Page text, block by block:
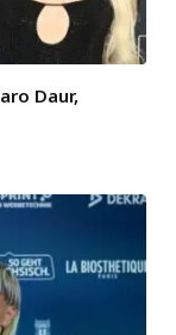
Daur,